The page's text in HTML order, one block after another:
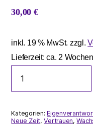
30,00 €
inkl. 19 % MwSt. zzgl.
Lieferzeit:ca. 2 Wochen
Menge
Kategorien:
Neue Zeit,Vertrauen,